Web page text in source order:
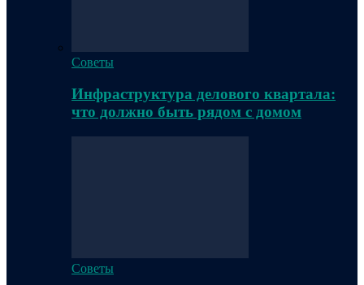
Советы
Инфраструктура делового квартала:
что должно быть рядом с домом
Советы